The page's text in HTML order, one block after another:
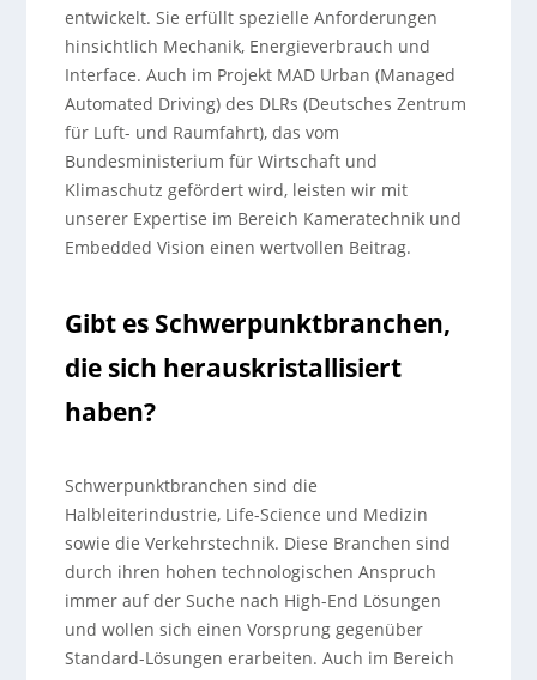
entwickelt. Sie erfüllt spezielle Anforderungen
hinsichtlich Mechanik, Energieverbrauch und
Interface. Auch im Projekt MAD Urban (Managed
Automated Driving) des DLRs (Deutsches Zentrum
für Luft- und Raumfahrt), das vom
Bundesministerium für Wirtschaft und
Klimaschutz gefördert wird, leisten wir mit
unserer Expertise im Bereich Kameratechnik und
Embedded Vision einen wertvollen Beitrag.
Gibt es Schwerpunktbranchen,
die sich herauskristallisiert
haben?
Schwerpunktbranchen sind die
Halbleiterindustrie, Life-Science und Medizin
sowie die Verkehrstechnik. Diese Branchen sind
durch ihren hohen technologischen Anspruch
immer auf der Suche nach High-End Lösungen
und wollen sich einen Vorsprung gegenüber
Standard-Lösungen erarbeiten. Auch im Bereich